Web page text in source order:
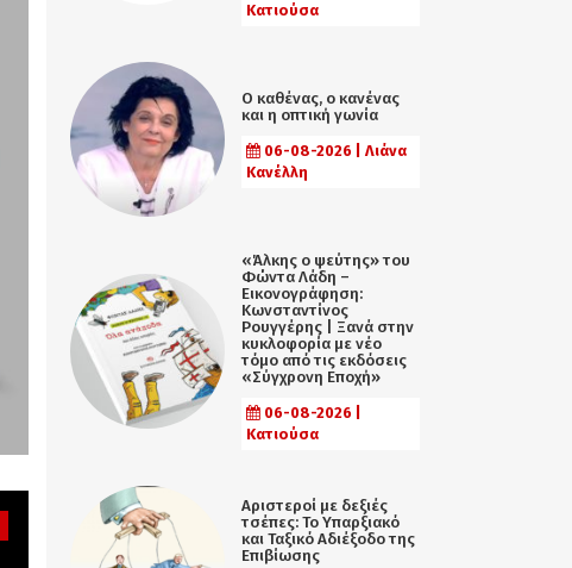
Κατιούσα
Ο καθένας, ο κανένας
και η οπτική γωνία
06-08-2026 | Λιάνα
Κανέλλη
«Άλκης ο ψεύτης» του
Φώντα Λάδη –
Εικονογράφηση:
Κωνσταντίνος
Ρουγγέρης | Ξανά στην
κυκλοφορία με νέο
τόμο από τις εκδόσεις
«Σύγχρονη Εποχή»
06-08-2026 |
Κατιούσα
Αριστεροί με δεξιές
τσέπες: Το Υπαρξιακό
και Ταξικό Αδιέξοδο της
Επιβίωσης